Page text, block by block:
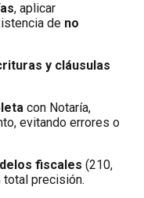
, aplicar
de no
y cláusulas
con Notaría,
evitando errores o
fiscales (210,
total precisión.